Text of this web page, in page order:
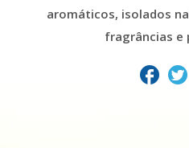
aromáticos, isolados
fragrâncias e